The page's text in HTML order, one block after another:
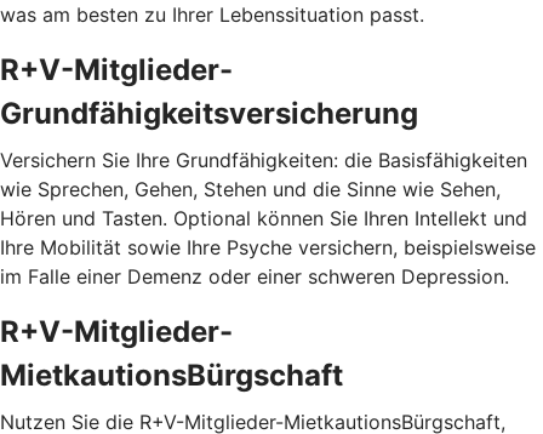
was am besten zu Ihrer Lebenssituation passt.
R+V-Mitglieder-
Grundfähigkeitsversicherung
Versichern Sie Ihre Grundfähigkeiten: die Basisfähigkeiten
wie Sprechen, Gehen, Stehen und die Sinne wie Sehen,
Hören und Tasten. Optional können Sie Ihren Intellekt und
Ihre Mobilität sowie Ihre Psyche versichern, beispielsweise
im Falle einer Demenz oder einer schweren Depression.
R+V-Mitglieder-
MietkautionsBürgschaft
Nutzen Sie die R+V-Mitglieder-MietkautionsBürgschaft,